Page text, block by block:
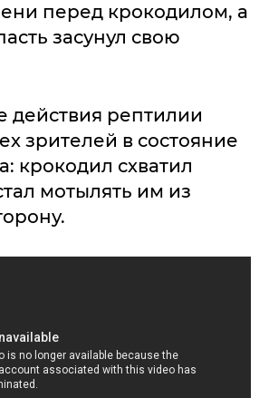
перед крокодилом, а
засунул свою
рептилии
зрителей в состояние
крокодил схватил
мотылять им из